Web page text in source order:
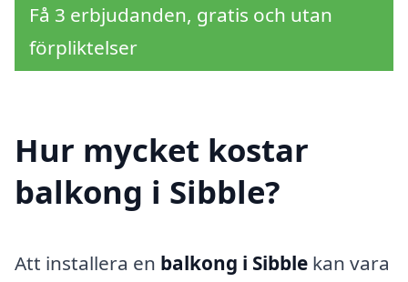
Få 3 erbjudanden, gratis och utan
förpliktelser
Hur mycket kostar
balkong i Sibble?
Att installera en balkong i Sibble kan vara